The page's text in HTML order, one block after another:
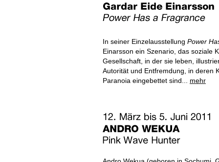
In seiner Einzelausstellung Power
Einarsson ein Szenario, das soziale
Gesellschaft, in der sie leben,
Autorität und Entfremdung, in deren
Paranoia eingebettet sind... mehr